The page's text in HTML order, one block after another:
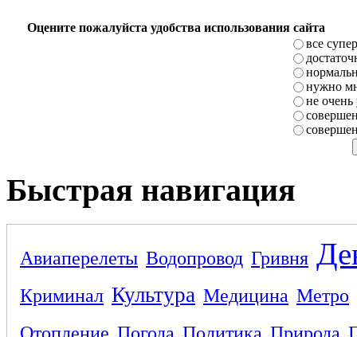
Оцените пожалуйста удобства использования сайта
все супер
нужно
не очень
Быстрая навигация
Авиаперелеты Водопровод Гривня
Криминал Культура Медицина Метро
Отопление Погода Политика Природа